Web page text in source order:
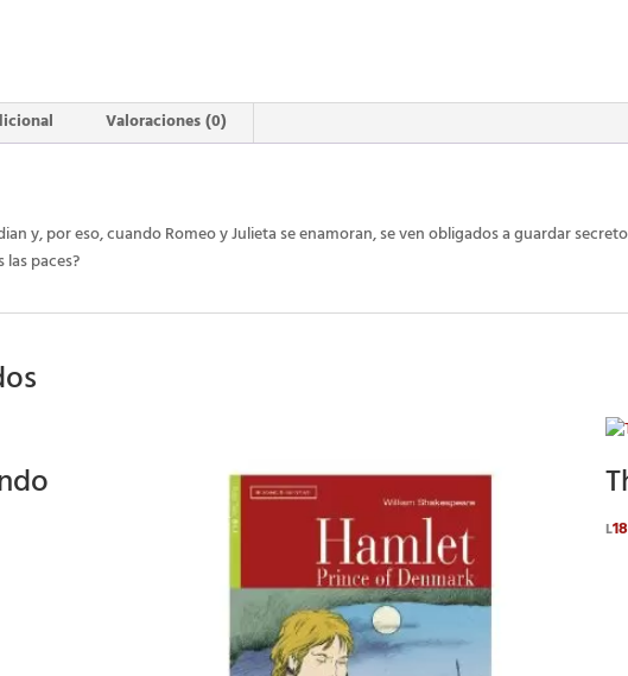
Valoraciones (0)
y, por eso, cuando Romeo y Julieta se enamoran, se ven obligados a guardar
paces?
L